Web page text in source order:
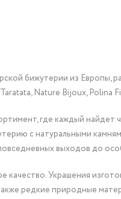
бижутерии из
Nature Bijoux, Polina
где каждый
с натуральными
выходов до
Украшения
редкие природные